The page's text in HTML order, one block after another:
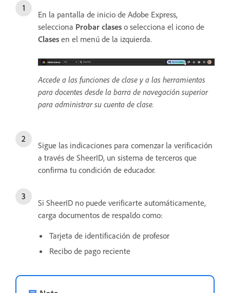
En la pantalla de inicio de Adobe Express,
selecciona Probar clases o selecciona el icono de
Clases en el menú de la izquierda.
Accede a las funciones de clase y a las herramientas
para docentes desde la barra de navegación superior
para administrar su cuenta de clase.
Sigue las indicaciones para comenzar la verificación
a través de SheerID, un sistema de terceros que
confirma tu condición de educador.
Si SheerID no puede verificarte automáticamente,
carga documentos de respaldo como:
Tarjeta de identificación de profesor
Recibo de pago reciente